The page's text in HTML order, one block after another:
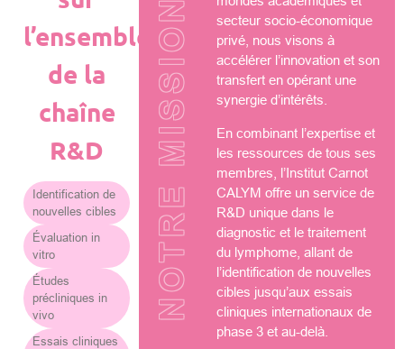
l’ensemble
de la
chaîne
R&D
Identification de
nouvelles cibles
Évaluation in
vitro
Études
précliniques in
vivo
Essais cliniques
NOTRE MISSION
secteur socio-économique
privé, nous visons à
accélérer l’innovation et son
transfert en opérant une
synergie d’intérêts.
En combinant l’expertise et
les ressources de tous ses
membres, l’Institut Carnot
CALYM offre un service de
R&D unique dans le
diagnostic et le traitement
du lymphome, allant de
l’identification de nouvelles
cibles jusqu’aux essais
cliniques internationaux de
phase 3 et au-delà.